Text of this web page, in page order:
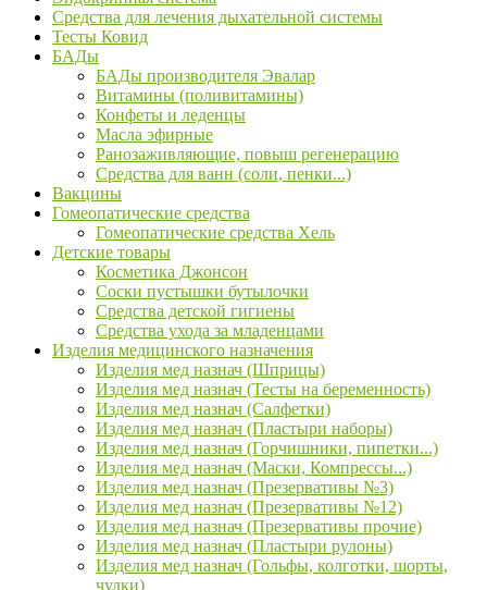
Средства для лечения дыхательной системы
Тесты Ковид
БАДы
БАДы производителя Эвалар
Витамины (поливитамины)
Конфеты и леденцы
Масла эфирные
Ранозаживляющие, повыш регенерацию
Средства для ванн (соли, пенки...)
Вакцины
Гомеопатические средства
Гомеопатические средства Хель
Детские товары
Косметика Джонсон
Соски пустышки бутылочки
Средства детской гигиены
Средства ухода за младенцами
Изделия медицинского назначения
Изделия мед назнач (Шприцы)
Изделия мед назнач (Тесты на беременность)
Изделия мед назнач (Салфетки)
Изделия мед назнач (Пластыри наборы)
Изделия мед назнач (Горчишники, пипетки...)
Изделия мед назнач (Маски, Компрессы...)
Изделия мед назнач (Презервативы №3)
Изделия мед назнач (Презервативы №12)
Изделия мед назнач (Презервативы прочие)
Изделия мед назнач (Пластыри рулоны)
Изделия мед назнач (Гольфы, колготки, шорты,
чулки)